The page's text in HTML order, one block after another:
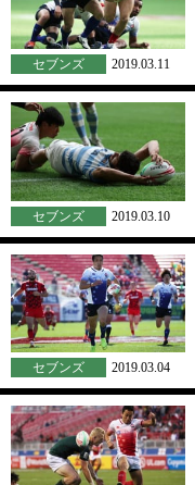
セブンズ 2019.03.11
セブンズ 2019.03.10
セブンズ 2019.03.04